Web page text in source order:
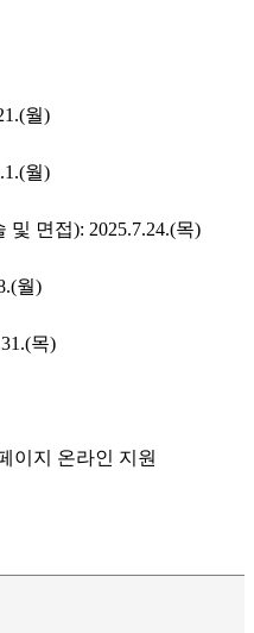
월)
월)
면접): 2025.7.24.(목)
월)
목)
이지 온라인 지원